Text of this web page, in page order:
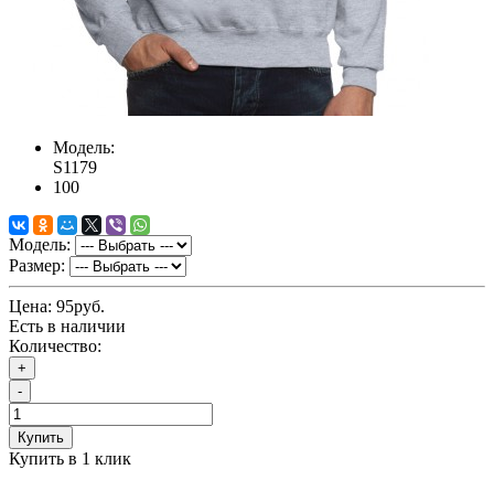
Модель:
S1179
100
Модель:
Размер:
Цена: 95руб.
Есть в наличии
Количество:
+
-
Купить
Купить в 1 клик